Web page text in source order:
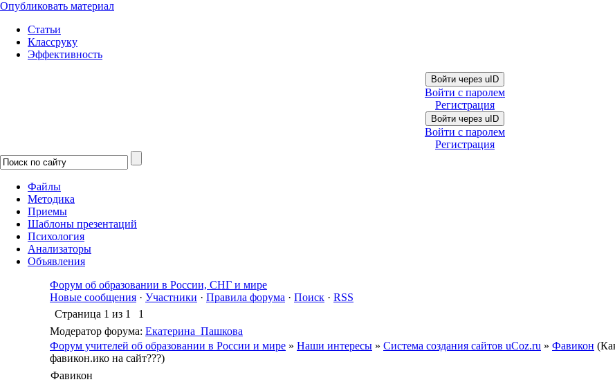
Опубликовать материал
Статьи
Классруку
Эффективность
Войти через uID
Войти с паролем
Регистрация
Войти через uID
Войти с паролем
Регистрация
Файлы
Методика
Приемы
Шаблоны презентаций
Психология
Анализаторы
Объявления
Форум об образовании в России, СНГ и мире
Новые сообщения · Участники · Правила форума · Поиск · RSS
Страница 1 из 1
1
Модератор форума: Екатерина_Пашкова
Форум учителей об образовании в России и мире » Наши интересы » Система создания сайтов uCoz.ru » Фавикон
фавикон.ико на сайт???)
Фавикон